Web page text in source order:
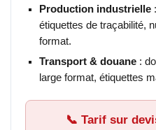
Production industrielle
étiquettes de traçabilité,
format.
Transport & douane :
large format, étiquettes
📞 Tarif sur